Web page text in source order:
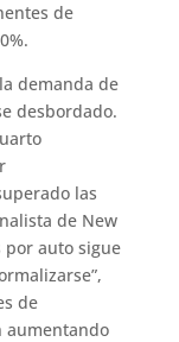
de
demanda de
desbordado.
las
de New
por auto sigue
de
aumentando